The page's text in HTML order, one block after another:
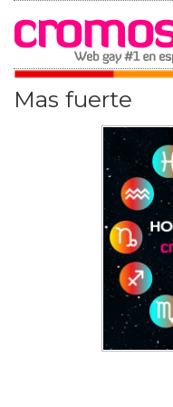
Mas fuerte